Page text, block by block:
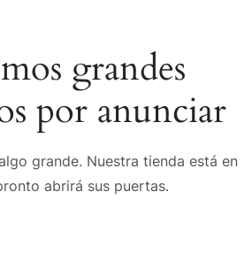
grandes
por anunciar
grande. Nuestra tienda está en
abrirá sus puertas.